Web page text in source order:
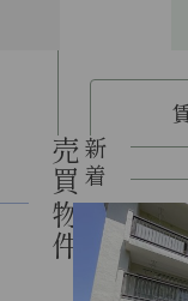
売買物件新着
new